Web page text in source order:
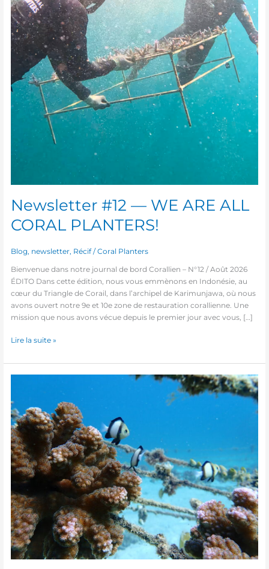
Newsletter #12 — WE ARE ALL
CORAL PLANTERS!
Blog, newsletter, Récif/Coral Planters
Bienvenue dans notre journal de bord Corallien – N°12 / Août 2026
ÉDITO Dans cette édition, nous vous emmènons en Indonésie, au
cœur du Triangle de Corail, dans l’archipel de Karimunjawa, où nous
avons ouvert notre 9e et 10e zone de restauration corallienne. Une
mission que nous avons vécue depuis le premier jour avec vous, […]
Lire la suite »
—
WE
ARE
ALL
CORAL
PLANTERS!